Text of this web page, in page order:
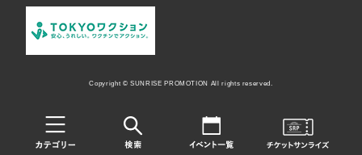
Copyright © SUNRISE PROMOTION All rights reserved.